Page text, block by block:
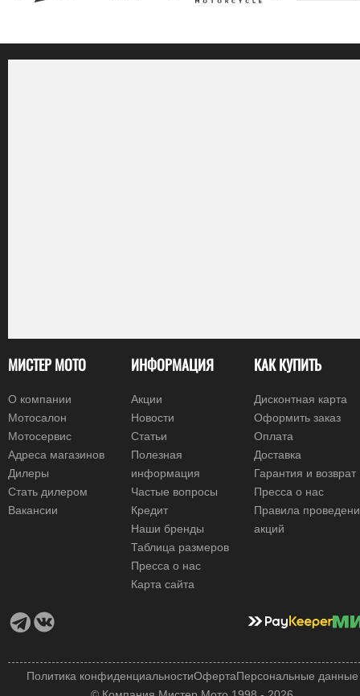
МИСТЕР МОТО
О компании
Мотосалон
Мотосервис
Адреса магазинов
Дилеры
Стать дилером
Вакансии
ИНФОРМАЦИЯ
Акции
Новости
Статьи
Полезная
информация
Частые вопросы
Кредит
Наши бренды
Таблица размеров
Пресса о нас
Карта сайта
КАК КУПИТЬ
Дисконтная карта
Оформить заказ
Оплата
Доставка
Гарантия и возврат
Пресса о нас
Правила
акций
Политика конфиденциальностиОфертаПерсональные данные